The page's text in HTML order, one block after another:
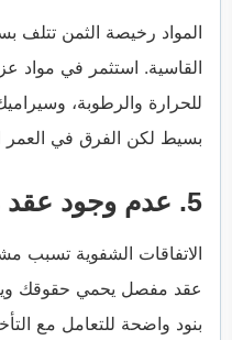
المواد رخيصة الثمن تتلف
القاسية. استثمر في مواد
للحرارة والرطوبة،
بسيط لكن الفرق في العمر
5. عدم وجود عقد مكتوب
الاتفاقات الشفوية تسبب
عقد مفصل يحمي حقوقك
بنود واضحة للتعامل مع